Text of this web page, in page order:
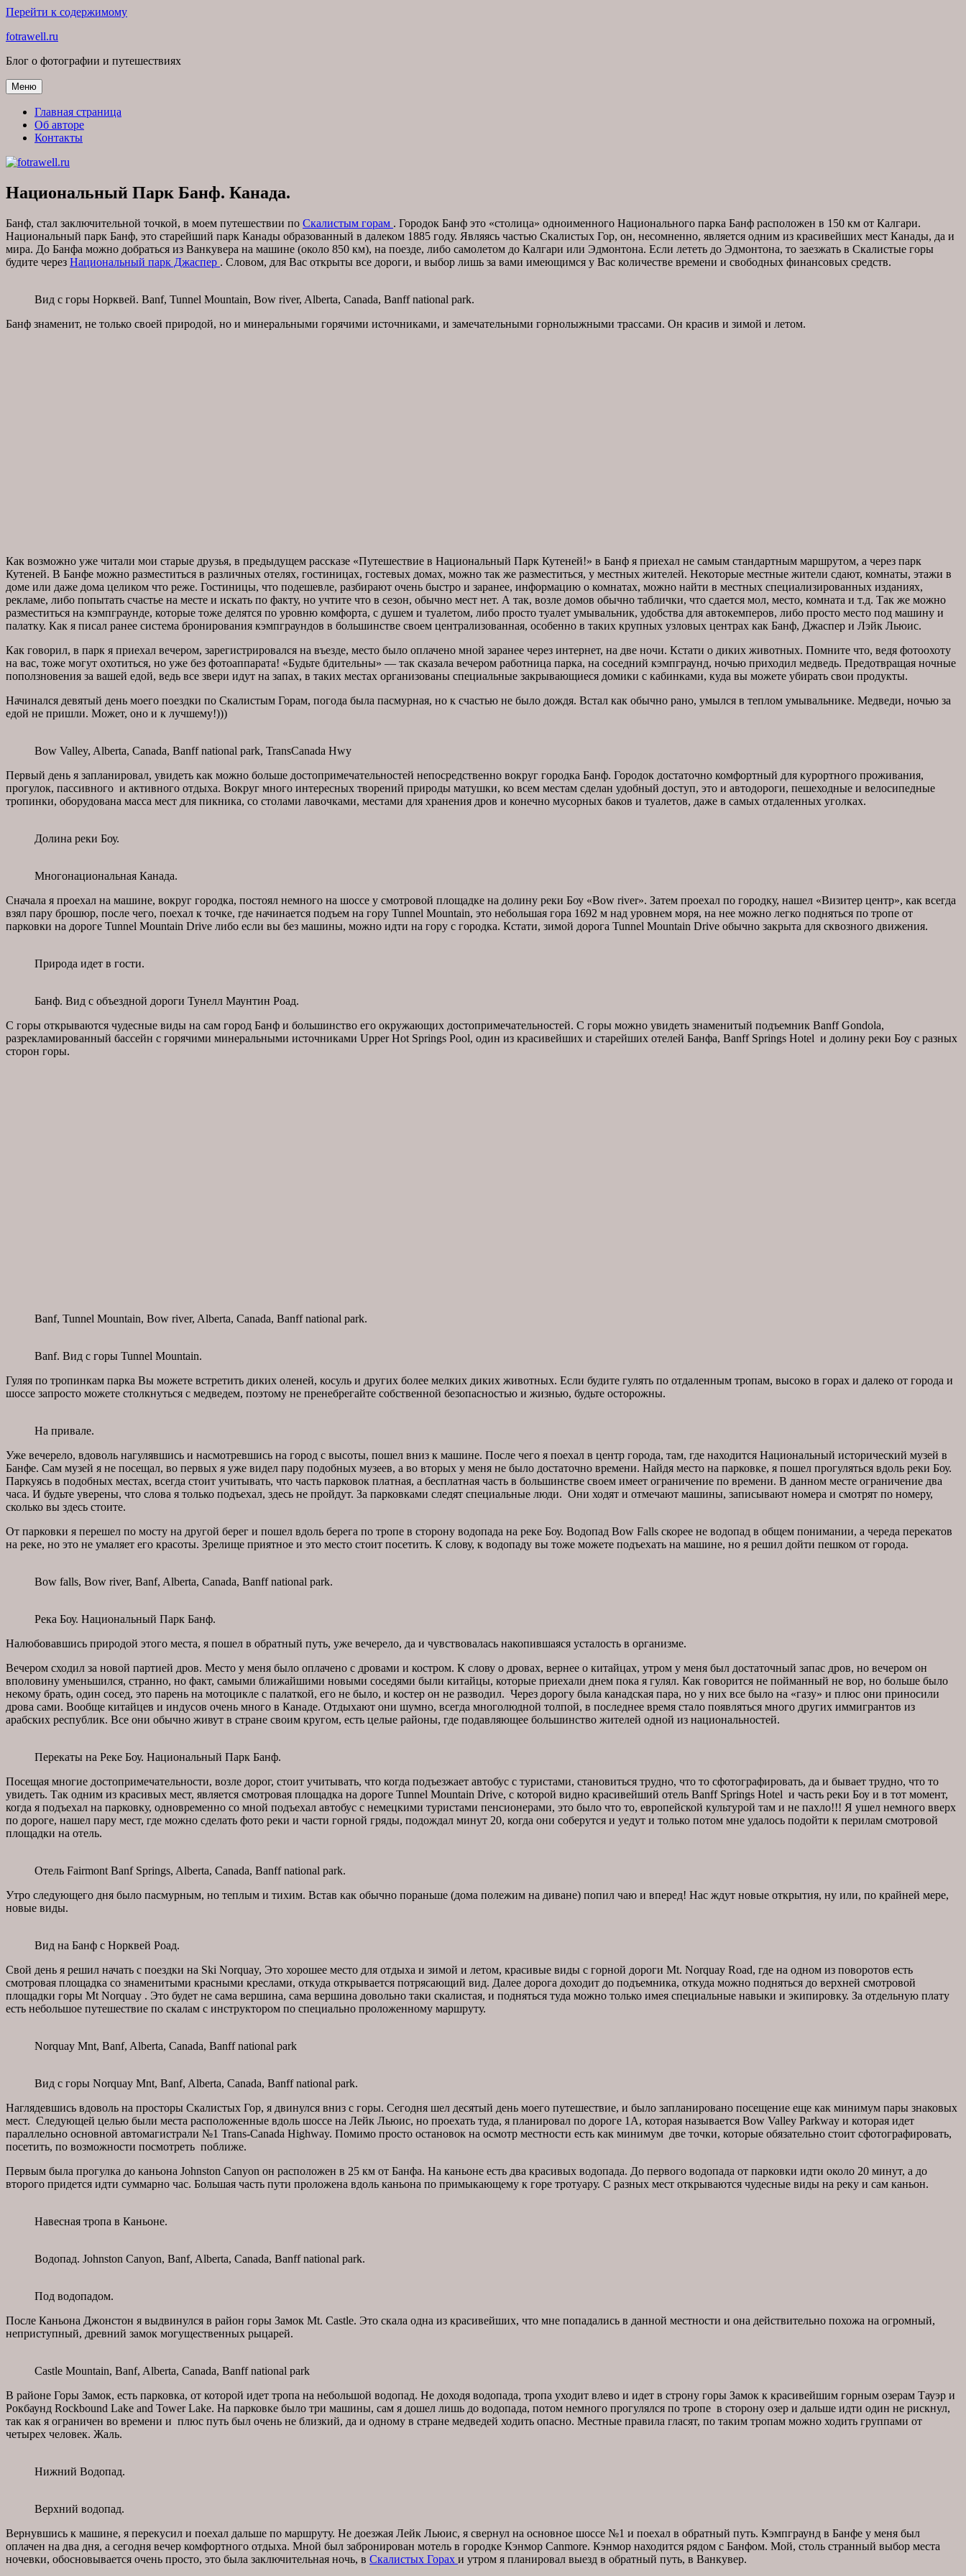
Перейти к содержимому
fotrawell.ru
Блог о фотографии и путешествиях
Меню
Главная страница
Об авторе
Контакты
Национальный Парк Банф. Канада.
Банф, стал заключительной точкой, в моем путешествии по Скалистым горам . Городок Банф это «столица» одноименного Национального парка Банф расположен в 150 км от Калгари.
Национальный парк Банф, это старейший парк Канады образованный в далеком 1885 году. Являясь частью Скалистых Гор, он, несомненно, является одним из красивейших мест Канады, да и
мира. До Банфа можно добраться из Ванкувера на машине (около 850 км), на поезде, либо самолетом до Калгари или Эдмонтона. Если лететь до Эдмонтона, то заезжать в Скалистые горы
будите через Национальный парк Джаспер . Словом, для Вас открыты все дороги, и выбор лишь за вами имеющимся у Вас количестве времени и свободных финансовых средств.
Вид с горы Норквей. Banf, Tunnel Mountain, Bow river, Alberta, Canada, Banff national park.
Банф знаменит, не только своей природой, но и минеральными горячими источниками, и замечательными горнолыжными трассами. Он красив и зимой и летом.
Как возможно уже читали мои старые друзья, в предыдущем рассказе «Путешествие в Национальный Парк Кутеней!» в Банф я приехал не самым стандартным маршрутом, а через парк
Кутеней. В Банфе можно разместиться в различных отелях, гостиницах, гостевых домах, можно так же разместиться, у местных жителей. Некоторые местные жители сдают, комнаты, этажи в
доме или даже дома целиком что реже. Гостиницы, что подешевле, разбирают очень быстро и заранее, информацию о комнатах, можно найти в местных специализированных изданиях,
рекламе, либо попытать счастье на месте и искать по факту, но учтите что в сезон, обычно мест нет. А так, возле домов обычно таблички, что сдается мол, место, комната и т.д. Так же можно
разместиться на кэмпграунде, которые тоже делятся по уровню комфорта, с душем и туалетом, либо просто туалет умывальник, удобства для автокемперов, либо просто место под машину и
палатку. Как я писал ранее система бронирования кэмпграундов в большинстве своем централизованная, особенно в таких крупных узловых центрах как Банф, Джаспер и Лэйк Льюис.
Как говорил, в парк я приехал вечером, зарегистрировался на въезде, место было оплачено мной заранее через интернет, на две ночи. Кстати о диких животных. Помните что, ведя фотоохоту
на вас, тоже могут охотиться, но уже без фотоаппарата! «Будьте бдительны» — так сказала вечером работница парка, на соседний кэмпграунд, ночью приходил медведь. Предотвращая ночные
поползновения за вашей едой, ведь все звери идут на запах, в таких местах организованы специальные закрывающиеся домики с кабинками, куда вы можете убирать свои продукты.
Начинался девятый день моего поездки по Скалистым Горам, погода была пасмурная, но к счастью не было дождя. Встал как обычно рано, умылся в теплом умывальнике. Медведи, ночью за
едой не пришли. Может, оно и к лучшему!)))
Bow Valley, Alberta, Canada, Banff national park, TransCanada Hwy
Первый день я запланировал, увидеть как можно больше достопримечательностей непосредственно вокруг городка Банф. Городок достаточно комфортный для курортного проживания,
прогулок, пассивного и активного отдыха. Вокруг много интересных творений природы матушки, ко всем местам сделан удобный доступ, это и автодороги, пешеходные и велосипедные
тропинки, оборудована масса мест для пикника, со столами лавочками, местами для хранения дров и конечно мусорных баков и туалетов, даже в самых отдаленных уголках.
Долина реки Боу.
Многонациональная Канада.
Сначала я проехал на машине, вокруг городка, постоял немного на шоссе у смотровой площадке на долину реки Боу «Bow river». Затем проехал по городку, нашел «Визитер центр», как всегда
взял пару брошюр, после чего, поехал к точке, где начинается подъем на гору Tunnel Mountain, это небольшая гора 1692 м над уровнем моря, на нее можно легко подняться по тропе от
парковки на дороге Tunnel Mountain Drive либо если вы без машины, можно идти на гору с городка. Кстати, зимой дорога Tunnel Mountain Drive обычно закрыта для сквозного движения.
Природа идет в гости.
Банф. Вид с объездной дороги Тунелл Маунтин Роад.
С горы открываются чудесные виды на сам город Банф и большинство его окружающих достопримечательностей. С горы можно увидеть знаменитый подъемник Banff Gondola,
разрекламированный бассейн с горячими минеральными источниками Upper Hot Springs Pool, один из красивейших и старейших отелей Банфа, Banff Springs Hotel и долину реки Боу с разных
сторон горы.
Banf, Tunnel Mountain, Bow river, Alberta, Canada, Banff national park.
Banf. Вид с горы Tunnel Mountain.
Гуляя по тропинкам парка Вы можете встретить диких оленей, косуль и других более мелких диких животных. Если будите гулять по отдаленным тропам, высоко в горах и далеко от города и
шоссе запросто можете столкнуться с медведем, поэтому не пренебрегайте собственной безопасностью и жизнью, будьте осторожны.
На привале.
Уже вечерело, вдоволь нагулявшись и насмотревшись на город с высоты, пошел вниз к машине. После чего я поехал в центр города, там, где находится Национальный исторический музей в
Банфе. Сам музей я не посещал, во первых я уже видел пару подобных музеев, а во вторых у меня не было достаточно времени. Найдя место на парковке, я пошел прогуляться вдоль реки Боу.
Паркуясь в подобных местах, всегда стоит учитывать, что часть парковок платная, а бесплатная часть в большинстве своем имеет ограничение по времени. В данном месте ограничение два
часа. И будьте уверены, что слова я только подъехал, здесь не пройдут. За парковками следят специальные люди. Они ходят и отмечают машины, записывают номера и смотрят по номеру,
сколько вы здесь стоите.
От парковки я перешел по мосту на другой берег и пошел вдоль берега по тропе в сторону водопада на реке Боу. Водопад Bow Falls скорее не водопад в общем понимании, а череда перекатов
на реке, но это не умаляет его красоты. Зрелище приятное и это место стоит посетить. К слову, к водопаду вы тоже можете подъехать на машине, но я решил дойти пешком от города.
Bow falls, Bow river, Banf, Alberta, Canada, Banff national park.
Река Боу. Национальный Парк Банф.
Налюбовавшись природой этого места, я пошел в обратный путь, уже вечерело, да и чувствовалась накопившаяся усталость в организме.
Вечером сходил за новой партией дров. Место у меня было оплачено с дровами и костром. К слову о дровах, вернее о китайцах, утром у меня был достаточный запас дров, но вечером он
вполовину уменьшился, странно, но факт, самыми ближайшими новыми соседями были китайцы, которые приехали днем пока я гулял. Как говорится не пойманный не вор, но больше было
некому брать, один сосед, это парень на мотоцикле с палаткой, его не было, и костер он не разводил. Через дорогу была канадская пара, но у них все было на «газу» и плюс они приносили
дрова сами. Вообще китайцев и индусов очень много в Канаде. Отдыхают они шумно, всегда многолюдной толпой, в последнее время стало появляться много других иммигрантов из
арабских республик. Все они обычно живут в стране своим кругом, есть целые районы, где подавляющее большинство жителей одной из национальностей.
Перекаты на Реке Боу. Национальный Парк Банф.
Посещая многие достопримечательности, возле дорог, стоит учитывать, что когда подъезжает автобус с туристами, становиться трудно, что то сфотографировать, да и бывает трудно, что то
увидеть. Так одним из красивых мест, является смотровая площадка на дороге Tunnel Mountain Drive, с которой видно красивейший отель Banff Springs Hotel и часть реки Боу и в тот момент,
когда я подъехал на парковку, одновременно со мной подъехал автобус с немецкими туристами пенсионерами, это было что то, европейской культурой там и не пахло!!! Я ушел немного вверх
по дороге, нашел пару мест, где можно сделать фото реки и части горной гряды, подождал минут 20, когда они соберутся и уедут и только потом мне удалось подойти к перилам смотровой
площадки на отель.
Отель Fairmont Banf Springs, Alberta, Canada, Banff national park.
Утро следующего дня было пасмурным, но теплым и тихим. Встав как обычно пораньше (дома полежим на диване) попил чаю и вперед! Нас ждут новые открытия, ну или, по крайней мере,
новые виды.
Вид на Банф с Норквей Роад.
Свой день я решил начать с поездки на Ski Norquay, Это хорошее место для отдыха и зимой и летом, красивые виды с горной дороги Mt. Norquay Road, где на одном из поворотов есть
смотровая площадка со знаменитыми красными креслами, откуда открывается потрясающий вид. Далее дорога доходит до подъемника, откуда можно подняться до верхней смотровой
площадки горы Mt Norquay . Это будет не сама вершина, сама вершина довольно таки скалистая, и подняться туда можно только имея специальные навыки и экипировку. За отдельную плату
есть небольшое путешествие по скалам с инструктором по специально проложенному маршруту.
Norquay Mnt, Banf, Alberta, Canada, Banff national park
Вид с горы Norquay Mnt, Banf, Alberta, Canada, Banff national park.
Наглядевшись вдоволь на просторы Скалистых Гор, я двинулся вниз с горы. Сегодня шел десятый день моего путешествие, и было запланировано посещение еще как минимум пары знаковых
мест. Следующей целью были места расположенные вдоль шоссе на Лейк Льюис, но проехать туда, я планировал по дороге 1А, которая называется Bow Valley Parkway и которая идет
параллельно основной автомагистрали №1 Trans-Canada Highway. Помимо просто остановок на осмотр местности есть как минимум две точки, которые обязательно стоит сфотографировать,
посетить, по возможности посмотреть поближе.
Первым была прогулка до каньона Johnston Canyon он расположен в 25 км от Банфа. На каньоне есть два красивых водопада. До первого водопада от парковки идти около 20 минут, а до
второго придется идти суммарно час. Большая часть пути проложена вдоль каньона по примыкающему к горе тротуару. С разных мест открываются чудесные виды на реку и сам каньон.
Навесная тропа в Каньоне.
Водопад. Johnston Canyon, Banf, Alberta, Canada, Banff national park.
Под водопадом.
После Каньона Джонстон я выдвинулся в район горы Замок Mt. Castle. Это скала одна из красивейших, что мне попадались в данной местности и она действительно похожа на огромный,
неприступный, древний замок могущественных рыцарей.
Castle Mountain, Banf, Alberta, Canada, Banff national park
В районе Горы Замок, есть парковка, от которой идет тропа на небольшой водопад. Не доходя водопада, тропа уходит влево и идет в строну горы Замок к красивейшим горным озерам Тауэр и
Рокбаунд Rockbound Lake and Tower Lake. На парковке было три машины, сам я дошел лишь до водопада, потом немного прогулялся по тропе в сторону озер и дальше идти один не рискнул,
так как я ограничен во времени и плюс путь был очень не близкий, да и одному в стране медведей ходить опасно. Местные правила гласят, по таким тропам можно ходить группами от
четырех человек. Жаль.
Нижний Водопад.
Верхний водопад.
Вернувшись к машине, я перекусил и поехал дальше по маршруту. Не доезжая Лейк Льюис, я свернул на основное шоссе №1 и поехал в обратный путь. Кэмпграунд в Банфе у меня был
оплачен на два дня, а сегодня вечер комфортного отдыха. Мной был забронирован мотель в городке Кэнмор Canmore. Кэнмор находится рядом с Банфом. Мой, столь странный выбор места
ночевки, обосновывается очень просто, это была заключительная ночь, в Скалистых Горах и утром я планировал выезд в обратный путь, в Ванкувер.